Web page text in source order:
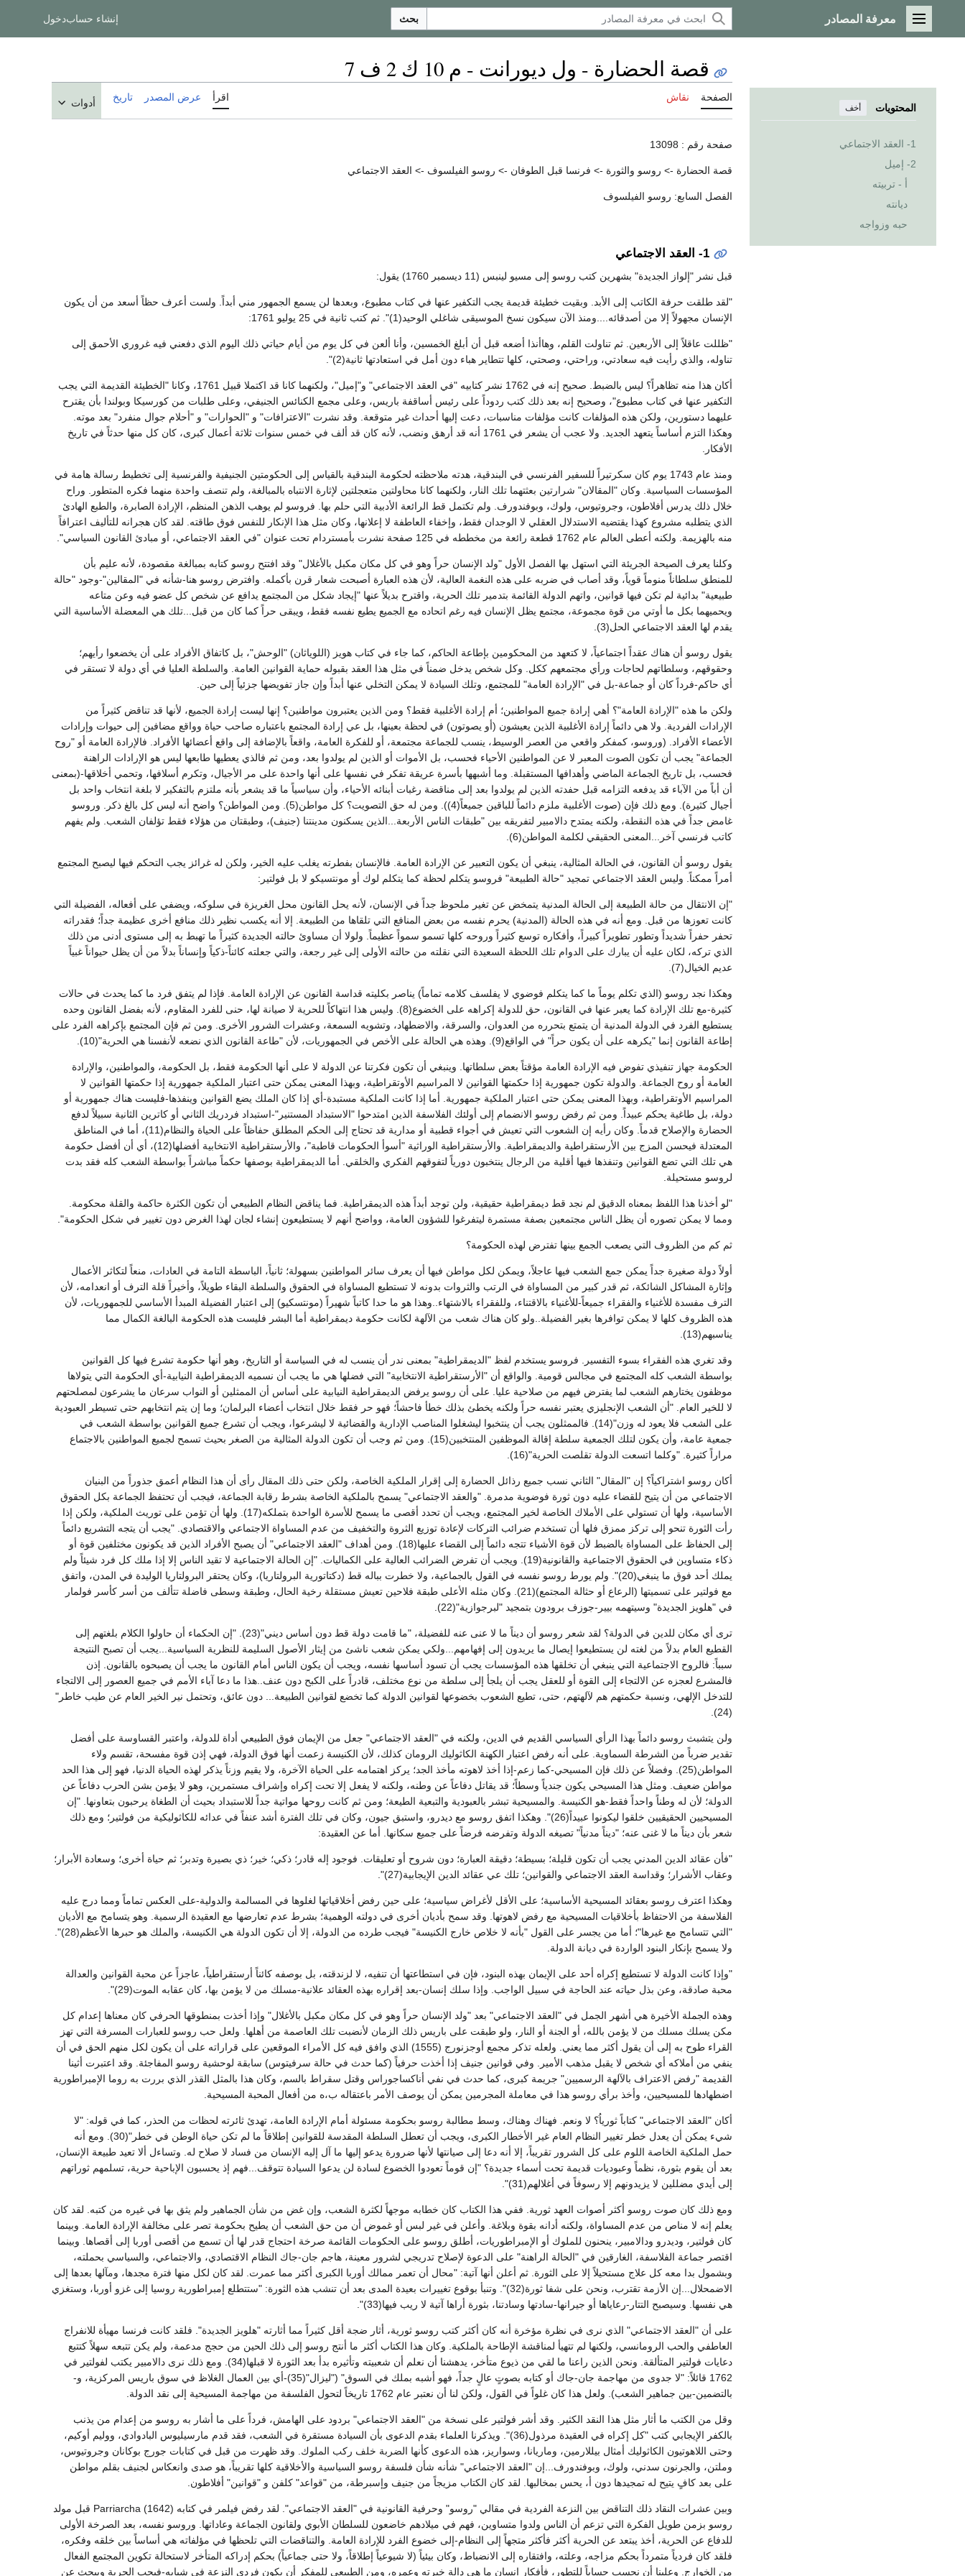
القائمة الرئيسية
معرفة المصادر بحث إنشاء حسابدخول
المحتويات أخف
1- العقد الاجتماعي
2- إميل
أ - تربيته
ديانته
حبه وزواجه
قصة الحضارة - ول ديورانت - م 10 ك 2 ف 7
الصفحة نقاش اقرأ عرض المصدر تاريخ أدوات
صفحة رقم : 13098
قصة الحضارة -> روسو والثورة -> فرنسا قبل الطوفان -> روسو الفيلسوف -> العقد الاجتماعي
الفصل السابع: روسو الفيلسوف
1- العقد الاجتماعي
قبل نشر "إلواز الجديدة" بشهرين كتب روسو إلى مسيو لينبس (11 ديسمبر 1760) يقول:
"لقد طلقت حرفة الكاتب إلى الأبد. وبقيت خطيئة قديمة يجب التكفير عنها في كتاب مطبوع، وبعدها لن يسمع الجمهور مني أبداً. ولست أعرف حظاً أسعد من أن يكون
الإنسان مجهولاً إلا من أصدقائه....ومنذ الآن سيكون نسخ الموسيقى شاغلي الوحيد(1)". ثم كتب ثانية في 25 يوليو 1761:
"ظللت عاقلاً إلى الأربعين. ثم تناولت القلم، وهاأنذا أضعه قبل أن أبلغ الخمسين، وأنا ألعن في كل يوم من أيام حياتي ذلك اليوم الذي دفعني فيه غروري الأحمق إلى
تناوله، والذي رأيت فيه سعادتي، وراحتي، وصحتي، كلها تتطاير هباء دون أمل في استعادتها ثانية(2)".
أكان هذا منه تظاهراً؟ ليس بالضبط. صحيح إنه في 1762 نشر كتابيه "في العقد الاجتماعي" و"إميل"، ولكنهما كانا قد اكتملا قبيل 1761، وكانا "الخطيئة القديمة التي يجب
التكفير عنها في كتاب مطبوع"، وصحيح إنه بعد ذلك كتب ردوداً على رئيس أساقفة باريس، وعلى مجمع الكنائس الجنيفي، وعلى طلبات من كورسيكا وبولندا بأن يقترح
عليهما دستورين، ولكن هذه المؤلفات كانت مؤلفات مناسبات، دعت إليها أحداث غير متوقعة. وقد نشرت "الاعترافات" و "الحوارات" و "أحلام جوال منفرد" بعد موته.
وهكذا التزم أساساً يتعهد الجديد. ولا عجب أن يشعر في 1761 أنه قد أرهق ونضب، لأنه كان قد ألف في خمس سنوات ثلاثة أعمال كبرى، كان كل منها حدثاً في تاريخ
الأفكار.
ومنذ عام 1743 يوم كان سكرتيراً للسفير الفرنسي في البندقية، هدته ملاحظته لحكومة البندقية بالقياس إلى الحكومتين الجنيفية والفرنسية إلى تخطيط رسالة هامة في
المؤسسات السياسية. وكان "المقالان" شرارتين بعثتهما تلك النار، ولكنهما كانا محاولتين متعجلتين لإثارة الانتباه بالمبالغة، ولم تنصف واحدة منهما فكره المتطور. وراح
خلال ذلك يدرس أفلاطون، وجروتيوس، ولوك، وبوفندورف. ولم تكتمل قط الرائعة الأدبية التي حلم بها. فروسو لم يوهب الذهن المنظم، الإرادة الصابرة، والطبع الهادئ
الذي يتطلبه مشروع كهذا يقتضيه الاستدلال العقلي لا الوجدان فقط، وإخفاء العاطفة لا إعلانها، وكان مثل هذا الإنكار للنفس فوق طاقته. لقد كان هجرانه للتأليف اعترافاً
منه بالهزيمة. ولكنه أعطى العالم عام 1762 قطعة رائعة من مخططه في 125 صفحة نشرت بأمستردام تحت عنوان "في العقد الاجتماعي، أو مبادئ القانون السياسي".
وكلنا يعرف الصيحة الجريئة التي استهل بها الفصل الأول "ولد الإنسان حراً وهو في كل مكان مكبل بالأغلال" وقد افتتح روسو كتابه بمبالغة مقصودة، لأنه عليم بأن
للمنطق سلطاناً منوماً قوياً، وقد أصاب في ضربه على هذه النغمة العالية، لأن هذه العبارة أصبحت شعار قرن بأكمله. وافترض روسو هنا-شأنه في "المقالين"-وجود "حالة
طبيعية" بدائية لم تكن فيها قوانين، واتهم الدولة القائمة بتدمير تلك الحرية، واقترح بديلاً عنها "إيجاد شكل من المجتمع يدافع عن شخص كل عضو فيه وعن متاعه
ويحميهما بكل ما أوتي من قوة مجموعة، مجتمع يظل الإنسان فيه رغم اتحاده مع الجميع يطيع نفسه فقط، ويبقى حراً كما كان من قبل...تلك هي المعضلة الأساسية التي
يقدم لها العقد الاجتماعي الحل(3).
يقول روسو أن هناك عقداً اجتماعياً، لا كتعهد من المحكومين بإطاعة الحاكم، كما جاء في كتاب هويز (اللوياثان) "الوحش"، بل كاتفاق الأفراد على أن يخضعوا رأيهم؛
وحقوقهم، وسلطاتهم لحاجات ورأي مجتمعهم ككل. وكل شخص يدخل ضمناً في مثل هذا العقد بقبوله حماية القوانين العامة. والسلطة العليا في أي دولة لا تستقر في
أي حاكم-فرداً كان أو جماعة-بل في "الإرادة العامة" للمجتمع، وتلك السيادة لا يمكن التخلي عنها أبداً وإن جاز تفويضها جزئياً إلى حين.
ولكن ما هذه "الإرادة العامة"؟ أهي إرادة جميع المواطنين؛ أم إرادة الأغلبية فقط؟ ومن الذين يعتبرون مواطنين؟ إنها ليست إرادة الجميع، لأنها قد تناقض كثيراً من
الإرادات الفردية. ولا هي دائماً إرادة الأغلبية الذين يعيشون (أو يصوتون) في لحظة بعينها، بل عي إرادة المجتمع باعتباره صاحب حياة وواقع مضافين إلى حيوات وإرادات
الأعضاء الأفراد. (وروسو، كمفكر واقعي من العصر الوسيط، ينسب للجماعة مجتمعة، أو للفكرة العامة، واقعاً بالإضافة إلى واقع أعضائها الأفراد. فالإرادة العامة أو "روح
الجماعة" يجب أن تكون الصوت المعبر لا عن المواطنين الأحياء فحسب، بل الأموات أو الذين لم يولدوا بعد، ومن ثم فالذي يعطيها طابعها ليس هو الإرادات الراهنة
فحسب، بل تاريخ الجماعة الماضي وأهدافها المستقبلة. وما أشبهها بأسرة عريقة تفكر في نفسها على أنها واحدة على مر الأجيال، وتكرم أسلافها، وتحمي أخلاقها-(بمعنى
أن أباً من الآباء قد يدفعه التزامه قبل حفدته الذين لم يولدوا بعد إلى مناقضة رغبات أبنائه الأحياء، وأن سياسياً ما قد يشعر بأنه ملتزم بالتفكير لا بلغة انتخاب واحد بل
أجيال كثيرة). ومع ذلك فإن (صوت الأغلبية ملزم دائماً للباقين جميعاً(4)). ومن له حق التصويت؟ كل مواطن(5). ومن المواطن؟ واضح أنه ليس كل بالغ ذكر. وروسو
غامض جداً في هذه النقطة، ولكنه يمتدح دالامبير لتفريقه بين "طبقات الناس الأربعة...الذين يسكنون مدينتنا (جنيف)، وطبقتان من هؤلاء فقط تؤلفان الشعب. ولم يفهم
كاتب فرنسي آخر...المعنى الحقيقي لكلمة المواطن(6).
يقول روسو أن القانون، في الحالة المثالية، ينبغي أن يكون التعبير عن الإرادة العامة. فالإنسان بفطرته يغلب عليه الخير، ولكن له غرائز يجب التحكم فيها ليصبح المجتمع
أمراً ممكناً. وليس العقد الاجتماعي تمجيد "حالة الطبيعة" فروسو يتكلم لحظة كما يتكلم لوك أو مونتسيكو لا بل فولتير:
"إن الانتقال من حالة الطبيعة إلى الحالة المدنية يتمخض عن تغير ملحوظ جداً في الإنسان، لأنه يحل القانون محل الغريزة في سلوكه، ويضفي على أفعاله، الفضيلة التي
كانت تعوزها من قبل. ومع أنه في هذه الحالة (المدنية) يحرم نفسه من بعض المنافع التي تلقاها من الطبيعة. إلا أنه يكسب نظير ذلك منافع أخرى عظيمة جداً؛ فقدراته
تحفر حفراً شديداً وتطور تطويراً كبيراً، وأفكاره توسع كثيراً وروحه كلها تسمو سمواً عظيماً. ولولا أن مساوئ حالته الجديدة كثيراً ما تهبط به إلى مستوى أدنى من ذلك
الذي تركه، لكان عليه أن يبارك على الدوام تلك اللحظة السعيدة التي نقلته من حالته الأولى إلى غير رجعة، والتي جعلته كائناً-ذكياً وإنساناً بدلاً من أن يظل حيواناً غبياً
عديم الخيال(7).
وهكذا نجد روسو (الذي تكلم يوماً ما كما يتكلم فوضوي لا يفلسف كلامه تماماً) يناصر بكليته قداسة القانون عن الإرادة العامة. فإذا لم يتفق فرد ما كما يحدث في حالات
كثيرة-مع تلك الإرادة كما يعبر عنها في القانون، حق للدولة إكراهه على الخضوع(8). وليس هذا انتهاكاً للحرية لا صيانة لها، حنى للفرد المقاوم، لأنه بفضل القانون وحده
يستطيع الفرد في الدولة المدنية أن يتمتع بتحرره من العدوان، والسرقة، والاضطهاد، وتشويه السمعة، وعشرات الشرور الأخرى. ومن ثم فإن المجتمع بإكراهه الفرد على
إطاعة القانون إنما "يكرهه على أن يكون حراً" في الواقع(9). وهذه هي الحالة على الأخص في الجمهوريات، لأن "طاعة القانون الذي نضعه لأنفسنا هي الحرية"(10).
الحكومة جهاز تنفيذي تفوض فيه الإرادة العامة مؤقتاً بعض سلطاتها. وينبغي أن تكون فكرتنا عن الدولة لا على أنها الحكومة فقط، بل الحكومة، والمواطنين، والإرادة
العامة أو روح الجماعة. والدولة تكون جمهورية إذا حكمتها القوانين لا المراسيم الأوتقراطية، وبهذا المعنى يمكن حتى اعتبار الملكية جمهورية إذا حكمتها القوانين لا
المراسيم الأوتقراطية، وبهذا المعنى يمكن حتى اعتبار الملكية جمهورية. أما إذا كانت الملكية مستبدة-أي إذا كان الملك يضع القوانين وينفذها-فليست هناك جمهورية أو
دولة، بل طاغية يحكم عبيداً. ومن ثم رفض روسو الانضمام إلى أولئك الفلاسفة الذين امتدحوا "الاستبداد المستنير"-استبداد فردريك الثاني أو كاترين الثانية سبيلاً لدفع
الحضارة والإصلاح قدماً. وكان رأيه إن الشعوب التي تعيش في أجواء قطبية أو مدارية قد تحتاج إلى الحكم المطلق حفاظاً على الحياة والنظام(11)، أما في المناطق
المعتدلة فيحسن المزج بين الأرستقراطية والديمقراطية. والأرستقراطية الوراثية "أسوأ الحكومات قاطبة"، والأرستقراطية الانتخابية أفضلها(12)، أي أن أفضل حكومة
هي تلك التي تضع القوانين وتنفذها فيها أقلية من الرجال ينتخبون دورياً لتفوقهم الفكري والخلقي. أما الديمقراطية بوصفها حكماً مباشراً بواسطة الشعب كله فقد بدت
لروسو مستحيلة.
"لو أخذنا هذا اللفظ بمعناه الدقيق لم نجد قط ديمقراطية حقيقية، ولن توجد أبداً هذه الديمقراطية. فما يناقض النظام الطبيعي أن تكون الكثرة حاكمة والقلة محكومة.
ومما لا يمكن تصوره أن يظل الناس مجتمعين بصفة مستمرة ليتفرغوا للشؤون العامة، وواضح أنهم لا يستطيعون إنشاء لجان لهذا الغرض دون تغيير في شكل الحكومة".
ثم كم من الظروف التي يصعب الجمع بينها تفترض لهذه الحكومة؟
أولاً دولة صغيرة جداً يمكن جمع الشعب فيها عاجلاً، ويمكن لكل مواطن فيها أن يعرف سائر المواطنين بسهولة؛ ثانياً، الباسطة التامة في العادات، منعاً لتكاثر الأعمال
وإثارة المشاكل الشائكة، ثم قدر كبير من المساواة في الرتب والثروات بدونه لا تستطيع المساواة في الحقوق والسلطة البقاء طويلاً، وأخيراً قلة الترف أو انعدامه، لأن
الترف مفسدة للأغنياء والفقراء جميعاً-للأغنياء بالاقتناء، وللفقراء بالاشتهاء..وهذا هو ما حدا كاتباً شهيراً (مونتسكيو) إلى اعتبار الفضيلة المبدأ الأساسي للجمهوريات، لأن
هذه الظروف كلها لا يمكن توافرها بغير الفضيلة..ولو كان هناك شعب من الآلهة لكانت حكومة ديمقراطية أما البشر فليست هذه الحكومة البالغة الكمال مما
يناسبهم(13).
وقد تغري هذه الفقراء بسوء التفسير. فروسو يستخدم لفظ "الديمقراطية" بمعنى ندر أن ينسب له في السياسة أو التاريخ، وهو أنها حكومة تشرع فيها كل القوانين
بواسطة الشعب كله المجتمع في مجالس قومية. والواقع أن "الأرستقراطية الانتخابية" التي فضلها هي ما يجب أن نسميه الديمقراطية النيابية-أي الحكومة التي يتولاها
موظفون يختارهم الشعب لما يفترض فيهم من صلاحية عليا. على أن روسو يرفض الديمقراطية النيابية على أساس أن الممثلين أو النواب سرعان ما يشرعون لمصلحتهم
لا للخير العام. "أن الشعب الإنجليزي يعتبر نفسه حراً ولكنه يخطئ بذلك خطأ فاحشاً؛ فهو حر فقط خلال انتخاب أعضاء البرلمان؛ وما إن يتم انتخابهم حتى تسيطر العبودية
على الشعب فلا يعود له وزن"(14). فالممثلون يجب أن ينتخبوا ليشغلوا المناصب الإدارية والقضائية لا ليشرعوا، ويجب أن تشرع جميع القوانين بواسطة الشعب في
جمعية عامة، وأن يكون لتلك الجمعية سلطة إقالة الموظفين المنتخبين(15). ومن ثم وجب أن تكون الدولة المثالية من الصغر بحيث تسمح لجميع المواطنين بالاجتماع
مراراً كثيرة. "وكلما اتسعت الدولة تقلصت الحرية"(16).
أكان روسو اشتراكياً؟ إن "المقال" الثاني نسب جميع رذائل الحضارة إلى إقرار الملكية الخاصة، ولكن حتى ذلك المقال رأى أن هذا النظام أعمق جذوراً من البنيان
الاجتماعي من أن يتيح للقضاء عليه دون ثورة فوضوية مدمرة. "والعقد الاجتماعي" يسمح بالملكية الخاصة بشرط رقابة الجماعة، فيجب أن تحتفظ الجماعة بكل الحقوق
الأساسية، ولها أن تستولي على الأملاك الخاصة لخير المجتمع، ويجب أن تحدد أقصى ما يسمح للأسرة الواحدة بتملكه(17). ولها أن تؤمن على توريث الملكية، ولكن إذا
رأت الثورة تنحو إلى تركز ممزق فلها أن تستخدم ضرائب التركات لإعادة توزيع الثروة والتخفيف من عدم المساواة الاجتماعي والاقتصادي. "يجب أن يتجه التشريع دائماً
إلى الحفاظ على المساواة بالضبط لأن قوة الأشياء تتجه دائماً إلى القضاء عليها(18). ومن أهداف "العقد الاجتماعي" أن يصبح الأفراد الذين قد يكونون مختلفين قوة أو
ذكاء متساوين في الحقوق الاجتماعية والقانونية(19). ويجب أن تفرض الضرائب العالية على الكماليات. "إن الحالة الاجتماعية لا تقيد الناس إلا إذا ملك كل فرد شيئاً ولم
يملك أحد فوق ما ينبغي(20)". ولم يورط روسو نفسه في القول بالجماعية، ولا خطرت بباله قط (دكتاتورية البرولتاريا)، وكان يحتقر البرولتاريا الوليدة في المدن، واتفق
مع فولتير على تسميتها (الرعاع أو حثالة المجتمع)(21). وكان مثله الأعلى طبقة فلاحين تعيش مستقلة رخية الحال، وطبقة وسطى فاضلة تتألف من أسر كأسر فولمار
في "هلويز الجديدة" وسيتهمه بيير-جوزف برودون بتمجيد "لبرجوازية"(22).
ترى أي مكان للدين في الدولة؟ لقد شعر روسو أن ديناً ما لا عنى عنه للفضيلة، "ما قامت دولة قط دون أساس ديني"(23). "إن الحكماء أن حاولوا الكلام بلغتهم إلى
القطيع العام بدلاً من لغته لن يستطيعوا إيصال ما يريدون إلى إفهامهم...ولكي يمكن شعب ناشئ من إيثار الأصول السليمة للنظرية السياسية...يجب أن تصبح النتيجة
سبباً: فالروح الاجتماعية التي ينبغي أن تخلقها هذه المؤسسات يجب أن تسود أساسها نفسه، ويجب أن يكون الناس أمام القانون ما يجب أن يصبحوه بالقانون. إذن
فالمشرع لعجزه عن الالتجاء إلى القوة أو للعقل يجب أن يلجأ إلى سلطة من نوع مختلف، قادراً على الكبح دون عنف..هذا ما دعا آباء الأمم في جميع العصور إلى الالتجاء
للتدخل الإلهي، ونسبة حكمتهم هم لآلهتهم، حتى، تطيع الشعوب بخضوعها لقوانين الدولة كما تخضع لقوانين الطبيعة... دون عائق، وتحتمل نير الخير العام عن طيب خاطر"
(24).
ولن يتشبث روسو دائماً بهذا الرأي السياسي القديم في الدين، ولكنه في "العقد الاجتماعي" جعل من الإيمان فوق الطبيعي أداة للدولة، واعتبر القساوسة على أفضل
تقدير ضرباً من الشرطة السماوية. على أنه رفض اعتبار الكهنة الكاثوليك الرومان كذلك، لأن الكنيسة زعمت أنها فوق الدولة، فهي إذن قوة مفسحة، تقسم ولاء
المواطن(25). وفضلاً عن ذلك فإن المسيحي-كما زعم-إذا أخذ لاهوته مأخذ الجد؛ يركز اهتمامه على الحياة الآخرة، ولا يقيم وزناً يذكر لهذه الحياة الدنيا، فهو إلى هذا الحد
مواطن ضعيف. ومثل هذا المسيحي يكون جندياً وسطاً؛ قد يقاتل دفاعاً عن وطنه، ولكنه لا يفعل إلا تحت إكراه وإشراف مستمرين، وهو لا يؤمن بشن الحرب دفاعاً عن
الدولة؛ لأن له وطناً واحداً فقط-هو الكنيسة. والمسيحية تبشر بالعبودية والتبعية الطيعة؛ ومن ثم كانت روحها مواتية جداً للاستبداد بحيث أن الطغاة يرحبون بتعاونها. "إن
المسيحيين الحقيقيين خلقوا ليكونوا عبيداً(26)". وهكذا اتفق روسو مع ديدرو، واستبق جيون، وكان في تلك الفترة أشد عنفاً في عدائه للكاثوليكية من فولتير؛ ومع ذلك
شعر بأن ديناً ما لا غنى عنه؛ "ديناً مدنياً" تصيغه الدولة وتفرضه فرضاً على جميع سكانها. أما عن العقيدة:
"فأن عقائد الدين المدني يجب أن تكون قليلة؛ بسيطة؛ دقيقة العبارة؛ دون شروح أو تعليقات. فوجود إله قادر؛ ذكي؛ خير؛ ذي بصيرة وتدبر؛ ثم حياة أخرى؛ وسعادة الأبرار؛
وعقاب الأشرار؛ وقداسة العقد الاجتماعي والقوانين؛ تلك عي عقائد الدين الإيجابية(27)".
وهكذا اعترف روسو بعقائد المسيحية الأساسية؛ على الأقل لأغراض سياسية؛ على حين رفض أخلاقياتها لغلوها في المسالمة والدولية-على العكس تماماً ومما درج عليه
الفلاسفة من الاحتفاظ بأخلاقيات المسيحية مع رفض لاهوتها. وقد سمح بأديان أخرى في دولته الوهمية؛ بشرط عدم تعارضها مع العقيدة الرسمية. وهو يتسامح مع الأديان
"التي تتسامح مع غيرها"؛ أما من يجسر على القول "بأنه لا خلاص خارج الكنيسة" فيجب طرده من الدولة، إلا أن تكون الدولة هي الكنيسة، والملك هو حبرها الأعظم(28)".
ولا يسمح بإنكار البنود الواردة في ديانة الدولة.
"وإذا كانت الدولة لا تستطيع إكراه أحد على الإيمان بهذه البنود، فإن في استطاعتها أن تنفيه، لا لزندقته، بل بوصفه كائناً أرستقراطياً، عاجزاً عن محبة القوانين والعدالة
محبة صادقة، وعن بذل حياته عند الحاجة في سبيل الواجب. وإذا سلك إنسان-بعد إقراره بهذه العقائد علانية-مسلك من لا يؤمن بها، كان عقابه الموت(29)".
وهذه الجملة الأخيرة هي أشهر الجمل في "العقد الاجتماعي" بعد "ولد الإنسان حراً وهو في كل مكان مكبل بالأغلال" وإذا أخذت بمنطوقها الحرفي كان معناها إعدام كل
مكن يسلك مسلك من لا يؤمن بالله، أو الجنة أو النار، ولو طبقت على باريس ذلك الزمان لأنضبت تلك العاصمة من أهلها. ولعل حب روسو للعبارات المسرفة التي تهز
القراء طوح به إلى أن يقول أكثر مما يعني. ولعله تذكر مجمع أوجزنورج (1555) الذي وافق فيه كل الأمراء الموقعين على قراراته على أن يكون لكل منهم الحق في أن
ينفي من أملاكه أي شخص لا يقبل مذهب الأمير. وفي قوانين جنيف إذا أخذت حرفياً (كما حدث في حالة سرفيتوس) سابقة لوحشية روسو المفاجئة. وقد اعتبرت أثينا
القديمة "رفض الاعتراف بالآلهة الرسميين" جريمة كبرى، كما حدث في نفي أناكساجوراس وقتل سقراط بالسم، وكان هذا بالمثل القذر الذي بررت به روما الإمبراطورية
اضطهادها للمسيحيين، وأخذ برأي روسو هذا في معاملة المجرمين يمكن أن يوصف الأمر باعتقاله ب،ه من أفعال المحبة المسيحية.
أكان "العقد الاجتماعي" كتاباً ثورياُ؟ لا ونعم. فهناك وهناك، وسط مطالبة روسو بحكومة مسئولة أمام الإرادة العامة، تهدئ ثائرته لحظات من الحذر، كما في قوله: "لا
شيء يمكن أن يعدل خطر تغيير النظام العام غير الأخطار الكبرى، ويجب أن تعطل السلطة المقدسة للقوانين إطلاقاً ما لم تكن حياة الوطن في خطر"(30). ومع أنه
حمل الملكية الخاصة اللوم على كل الشرور تقريباً، إلا أنه دعا إلى صيانتها لأنها ضرورة يدعو إليها ما آل إليه الإنسان من فساد لا صلاح له. وتساءل ألا تعيد طبيعة الإنسان،
بعد أن يقوم بثورة، نظماً وعبوديات قديمة تحت أسماء جديدة؟ "إن قوماً تعودوا الخضوع لسادة لن يدعوا السيادة تتوقف...فهم إذ يحسبون الإباحية حرية، تسلمهم ثوراتهم
إلى أيدي مضللين لا يزيدونهم إلا رسوفاً في أغلالهم(31)".
ومع ذلك كان صوت روسو أكثر أصوات العهد ثورية. ففي هذا الكتاب كان خطابه موجهاً لكثرة الشعب، وإن غض من شأن الجماهير ولم يثق بها في غيره من كتبه. لقد كان
يعلم إنه لا مناص من عدم المساواة، ولكنه أدانه بقوة وبلاغة. وأعلن في غير لبس أو غموض أن من حق الشعب أن يطيح بحكومة تصر على مخالفة الإرادة العامة. وبينما
كان فولتير، وديدرو ودالامبير، ينحنون للملوك أو الإمبراطوريات، أطلق روسو على الحكومات القائمة صرخة احتجاج قدر لها أن تسمع من أقصى أوربا إلى أقصاها. وبينما
اقتصر جماعة الفلاسفة، الغارقين في "الحالة الراهنة" على الدعوة لإصلاح تدريجي لشرور معينة، هاجم جان-جاك النظام الاقتصادي، والاجتماعي، والسياسي بحملته،
وبشمول بدا معه كل علاج مستحيلاً إلا على الثورة. ثم أعلن أنها آتية: "محال أن تعمر ممالك أوربا الكبرى أكثر مما عمرت. لقد كان لكل منها فترة مجدها، ومآلها بعدها إلى
الاضمحلال...إن الأزمة تقترب، ونحن على شفا ثورة(32)". وتنبأ بوقوع تغييرات بعيدة المدى بعد أن تنشب هذه الثورة: "ستتطلع إمبراطورية روسيا إلى غزو أوربا، وستغزي
هي نفسها. وسيصبح التتار-رعاياها أو جيرانها-سادتها وسادتنا، بثورة أراها آتية لا ريب فيها(33)".
على أن "العقد الاجتماعي" الذي نرى في نظرة مؤخرة أنه كان أكثر كتب روسو ثورية، أثار ضجة أقل كثيراً مما أثارته "هلويز الجديدة". فلقد كانت فرنسا مهيأة للانفراج
العاطفي والحب الرومانسي، ولكنها لم تتهيأ لمناقشة الإطاحة بالملكية. وكان هذا الكتاب أكثر ما أنتج روسو إلى ذلك الحين من حجج مدعمة، ولم يكن تتبعه سهلاً كتتبع
دعايات فولتير المتألقة. ونحن الذين راعنا ما لقي من ذيوع متأخر، يدهشنا أن نعلم أن شعبيته وتأثيره بدأ بعد الثورة لا قبلها(34). ومع ذلك نرى دالامبير يكتب لفولتير في
1762 قائلاً: "لا جدوى من مهاجمة جان-جاك أو كتابه بصوتٍ عالٍ جداً، فهو أشبه بملك في السوق" ("ليزال"(35)-أي بين العمال الغلاظ في سوق باريس المركزية، و-
بالتضمين-بين جماهير الشعب). ولعل هذا كان غلواً في القول، ولكن لنا أن نعتبر عام 1762 تاريخاً لتحول الفلسفة من مهاجمة المسيحية إلى نقد الدولة.
وقل من الكتب ما أثار مثل هذا النقد الكثير. وقد أشر فولتير على نسخة من "العقد الاجتماعي" بردود على الهامش، فرداً على ما أشار به روسو من إعدام من يذنب
بالكفر الإيجابي كتب "كل إكراه في العقيدة مرذول(36)". ويذكرنا العلماء بقدم الدعوى بأن السيادة مستقرة في الشعب، فقد قدم مارسيليوس البادوادي، ووليم أوكيم،
وحتى اللاهوتيون الكاثوليك أمثال بيللارمين، وماريانا، وسواريز، هذه الدعوى كأنها الضربة خلف ركب الملوك. وقد ظهرت من قبل في كتابات جورج بوكانان وجروتيوس،
وملتن، والجرنون سدني، ولوك، وبوفندورف...إن "العقد الاجتماعي" شأنه شأن فلسفة روسو السياسية والأخلاقية كلها تقريباً، هو صدى وانعكاس لجنيف بقلم مواطن
على بعد كافٍ يتيح له تمجيدها دون أ، يحس بمخالبها. لقد كان الكتاب مزيجاً من جنيف وإسبرطة، من "قواعد" كلفن و "قوانين" أفلاطون.
وبين عشرات النقاد ذلك التناقض بين النزعة الفردية في مقالي "روسو" وحرفية القانونية في "العقد الاجتماعي". لقد رفض فيلمر في كتابه Parriarcha (1642) قبل مولد
روسو بزمن طويل الفكرة التي تزعم أن الناس ولدوا متساوين، فهم في ميلادهم خاضعون للسلطان الأبوي ولقانون الجماعة وعاداتها. وروسو نفسه، بعد الصرخة الأولى
للدفاع عن الحرية، أخذ يبتعد عن الحرية أكثر فأكثر متجهاً إلى النظام-إلى خضوع الفرد للإرادة العامة. والتناقضات التي تلحظها في مؤلفاته هي أساساً بين خلقه وفكره،
فلقد كان فردياً متمرداً بحكم مزاجه، وعلته، وافتقاره إلى الانضباط، وكان بيئياً (لا شيوعياً إطلاقاً، ولا حتى جماعياً) بحكم إدراكه المتأخر لاستحالة تكوين المجتمع الفعال
من الخوارج. وعلينا أن نحسب حساباً للتطور، فأفكار إنسان ما هي دالة خبرته وعمره، ومن الطبيعي للمفكر أن يكون فردي النزعة في شبابه-فيحب الحرية ويبحث عن